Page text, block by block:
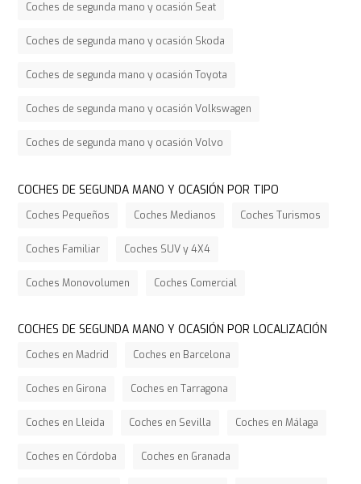
Coches de segunda mano y ocasión Seat
Coches de segunda mano y ocasión Skoda
Coches de segunda mano y ocasión Toyota
Coches de segunda mano y ocasión Volkswagen
Coches de segunda mano y ocasión Volvo
COCHES DE SEGUNDA MANO Y OCASIÓN POR TIPO
Coches Pequeños Coches Medianos Coches Turismos
Coches Familiar Coches SUV y 4X4
Coches Monovolumen Coches Comercial
COCHES DE SEGUNDA MANO Y OCASIÓN POR LOCALIZACIÓN
Coches en Madrid Coches en Barcelona
Coches en Girona Coches en Tarragona
Coches en Lleida Coches en Sevilla Coches en Málaga
Coches en Córdoba Coches en Granada